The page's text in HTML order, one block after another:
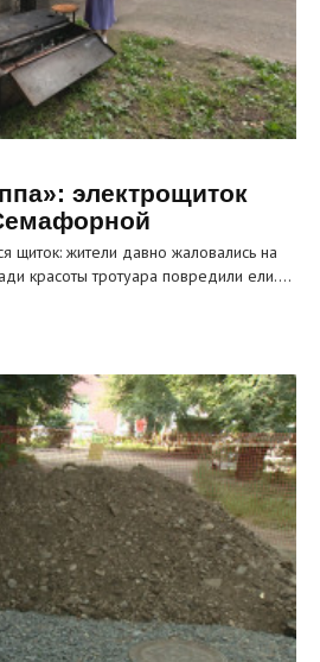
электрощиток
щиток: жители давно жаловались на
красоты тротуара повредили ели.…